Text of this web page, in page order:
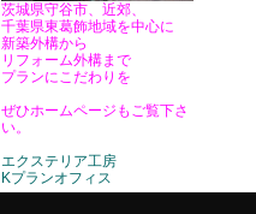
茨城県守谷市、近郊、
千葉県東葛飾地域を中心に
新築外構から
リフォーム外構まで
プランにこだわりを
ぜひホームページもご覧下さ
い。
エクステリア工房
Kプランオフィス